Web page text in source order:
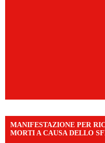
MANIFESTAZIONE PER
MORTI A CAUSA DELLO